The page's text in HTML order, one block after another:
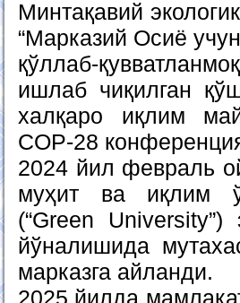
Минтақавий
“Марказий Осиё
қўллаб-
ишлаб чиқилган
халқаро иқлим
COP-28
2024 йил февраль
муҳит ва иқлим
(“Green
йўналишида
марказга айланди.
2025 йилда